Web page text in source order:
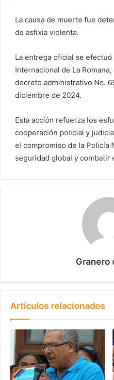
La causa de muerte fue
de asfixia violenta.
La entrega oficial se
Internacional de La
decreto administrativo No.
diciembre de 2024.
Esta acción refuerza los
cooperación policial y
el compromiso de la Policía
seguridad global y combatir
Granero
Artículos relacionados